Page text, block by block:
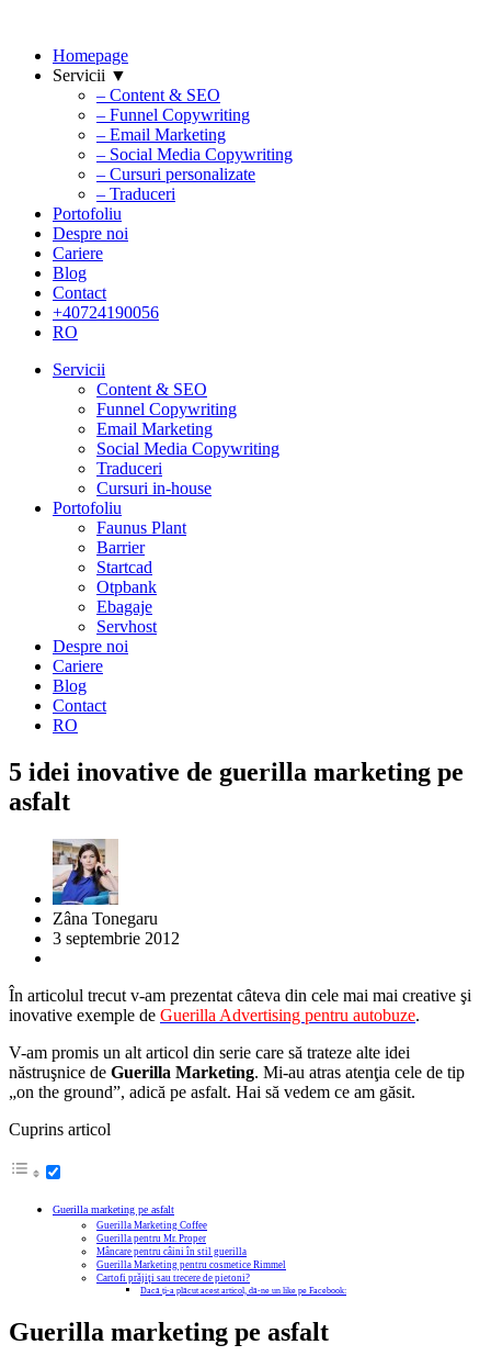
Homepage
Servicii ▼
– Content & SEO
– Funnel Copywriting
– Email Marketing
– Social Media Copywriting
– Cursuri personalizate
– Traduceri
Portofoliu
Despre noi
Cariere
Blog
Contact
+40724190056
RO
Servicii
Content & SEO
Funnel Copywriting
Email Marketing
Social Media Copywriting
Traduceri
Cursuri in-house
Portofoliu
Faunus Plant
Barrier
Startcad
Otpbank
Ebagaje
Servhost
Despre noi
Cariere
Blog
Contact
RO
5 idei inovative de guerilla marketing pe
asfalt
Zâna Tonegaru
3 septembrie 2012
În articolul trecut v-am prezentat cȃteva din cele mai mai creative şi
inovative exemple de Guerilla Advertising pentru autobuze.
V-am promis un alt articol din serie care să trateze alte idei
năstruşnice de Guerilla Marketing. Mi-au atras atenţia cele de tip
„on the ground”, adică pe asfalt. Hai să vedem ce am găsit.
Cuprins articol
Guerilla marketing pe asfalt
Guerilla Marketing Coffee
Guerilla pentru Mr. Proper
Mâncare pentru câini în stil guerilla
Guerilla Marketing pentru cosmetice Rimmel
Cartofi prăjiţi sau trecere de pietoni?
Dacă ți-a plăcut acest articol, dă-ne un like pe Facebook:
Guerilla marketing pe asfalt